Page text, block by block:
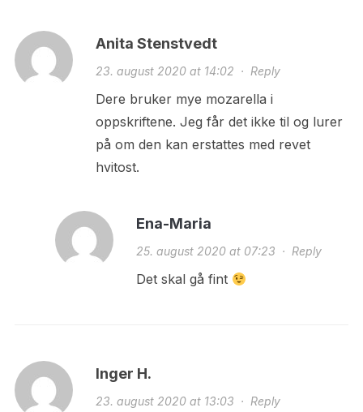
Anita Stenstvedt
23. august 2020 at 14:02 · Reply
Dere bruker mye mozarella i
oppskriftene. Jeg får det ikke til og lurer
på om den kan erstattes med revet
hvitost.
Ena-Maria
25. august 2020 at 07:23 · Reply
Det skal gå fint
Inger H.
23. august 2020 at 13:03 · Reply